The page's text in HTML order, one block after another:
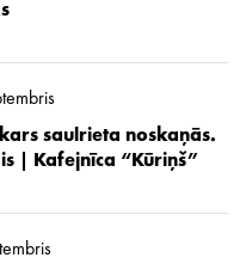
saulrieta noskaņās.
| Kafejnīca “Kūriņš”